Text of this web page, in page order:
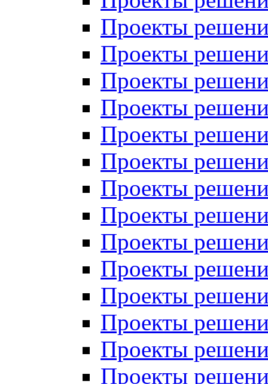
Проекты
Проекты
Проекты
Проекты
Проекты
Проекты
Проекты
Проекты
Проекты
Проекты
Проекты
Проекты
Проекты
Проекты